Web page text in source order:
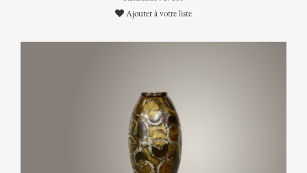
Ajouter à votre liste